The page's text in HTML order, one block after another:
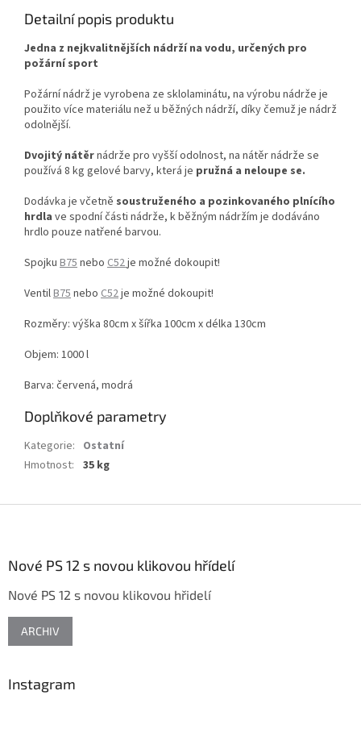
Detailní popis produktu
Jedna z nejkvalitnějších nádrží na vodu, určených pro
požární sport
Požární nádrž je vyrobena ze sklolaminátu, na výrobu nádrže je
použito více materiálu než u běžných nádrží, díky čemuž je nádrž
odolnější.
Dvojitý nátěrnádrže pro vyšší odolnost, na nátěr nádrže se
používá 8 kg gelové barvy, která je pružná a neloupe se.
Dodávka je včetně soustruženého a pozinkovaného plnícího
hrdla ve spodní části nádrže, k běžným nádržím je dodáváno
hrdlo pouze natřené barvou.
Spojku B75 nebo C52je možné dokoupit!
VentilB75 nebo C52je možné dokoupit!
Rozměry: výška 80cm x šířka 100cm x délka 130cm
Objem: 1000 l
Barva: červená, modrá
Doplňkové parametry
Kategorie: Ostatní
Hmotnost: 35 kg
Nové PS 12 s novou klikovou hřídelí
Nové PS 12 s novou klikovou hřidelí
ARCHIV
Instagram